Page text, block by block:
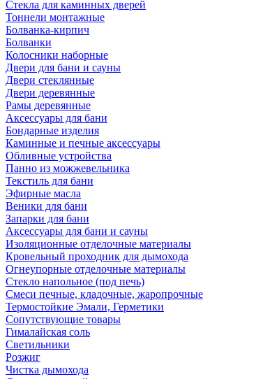
Стекла для каминных дверей
Тоннели монтажные
Болванка-кирпич
Болванки
Колосники наборные
Двери для бани и сауны
Двери стеклянные
Двери деревянные
Рамы деревянные
Аксессуары для бани
Бондарные изделия
Каминные и печные аксессуары
Обливные устройства
Панно из можжевельника
Текстиль для бани
Эфирные масла
Веники для бани
Запарки для бани
Аксессуары для бани и сауны
Изоляционные отделочные материалы
Кровельный проходник для дымохода
Огнеупорные отделочные материалы
Стекло напольное (под печь)
Смеси печные, кладочные, жаропрочные
Термостойкие Эмали, Герметики
Сопутствующие товары
Гималайская соль
Светильники
Розжиг
Чистка дымохода